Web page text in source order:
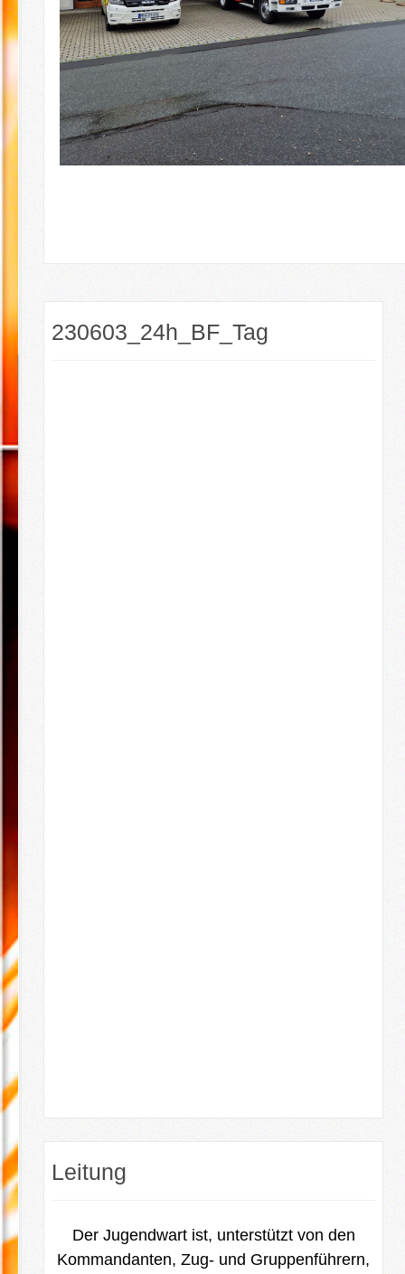
230603_24h_BF_Tag
Leitung
Der Jugendwart ist, unterstützt von den
Kommandanten, Zug- und Gruppenführern,